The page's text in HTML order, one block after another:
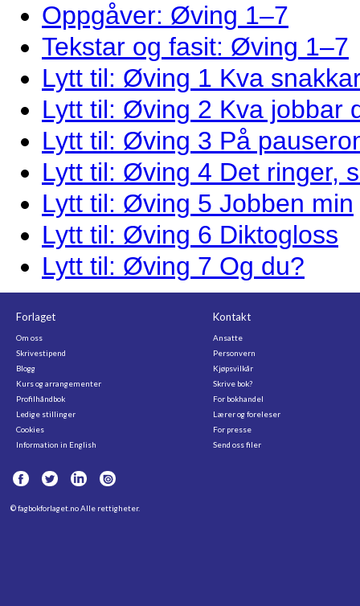
Oppgåver: Øving 1–7
Tekstar og fasit: Øving 1–7
Lytt til: Øving 1 Kva
Lytt til: Øving 2 Kva jobbar
Lytt til: Øving 3 På
Lytt til: Øving 4 Det ringer,
Lytt til: Øving 5 Jobben min
Lytt til: Øving 6 Diktogloss
Lytt til: Øving 7 Og du?
Forlaget
Om oss
Skrivestipend
Blogg
Kurs og arrangementer
Profilhåndbok
Ledige stillinger
Cookies
Information in English
Kontakt
Ansatte
Personvern
Kjøpsvilkår
Skrive bok?
For bokhandel
Lærer og foreleser
For presse
Send oss filer
©fagbokforlaget.noAlle rettigheter.